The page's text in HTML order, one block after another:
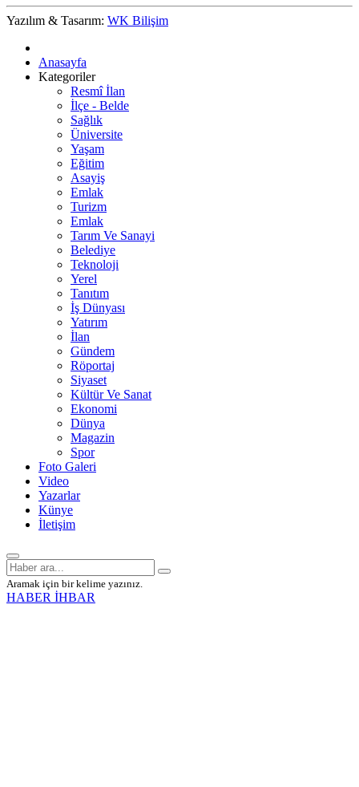
Yazılım & Tasarım: WK Bilişim
Anasayfa
Kategoriler
Resmî İlan
İlçe - Belde
Sağlık
Üniversite
Yaşam
Eğitim
Asayiş
Emlak
Turizm
Emlak
Tarım Ve Sanayi
Belediye
Teknoloji
Yerel
Tanıtım
İş Dünyası
Yatırım
İlan
Gündem
Röportaj
Siyaset
Kültür Ve Sanat
Ekonomi
Dünya
Magazin
Spor
Foto Galeri
Video
Yazarlar
Künye
İletişim
Aramak için bir kelime yazınız.
HABER İHBAR